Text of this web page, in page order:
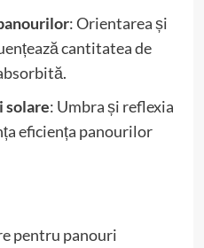
: Orientarea și
cantitatea de
solare: Umbra și reflexia
eficiența panourilor
pentru panouri